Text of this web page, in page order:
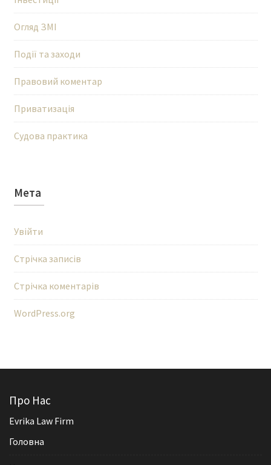
Огляд ЗМІ
Події та заходи
Правовий коментар
Приватизація
Судова практика
Мета
Увійти
Стрічка записів
Стрічка коментарів
WordPress.org
Про Нас
Evrika Law Firm
Головна